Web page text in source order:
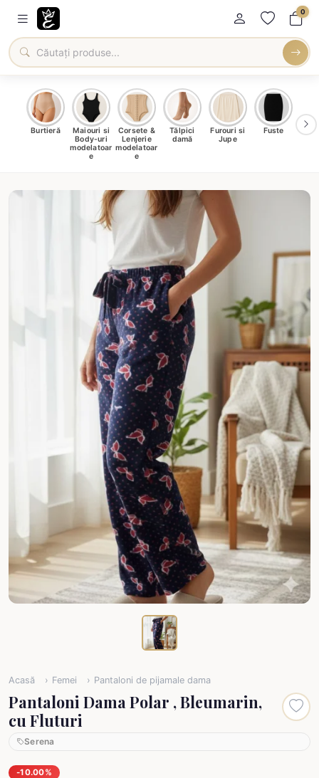
0
Burtieră
Maiouri si
Body-uri
modelatoar
e
Corsete &
Lenjerie
modelatoar
e
Tălpici
damă
Furouri si
Jupe
Fuste
Acasă Femei Pantaloni de pijamale dama
Pantaloni Dama Polar , Bleumarin,
cu Fluturi
Serena
-10.00%